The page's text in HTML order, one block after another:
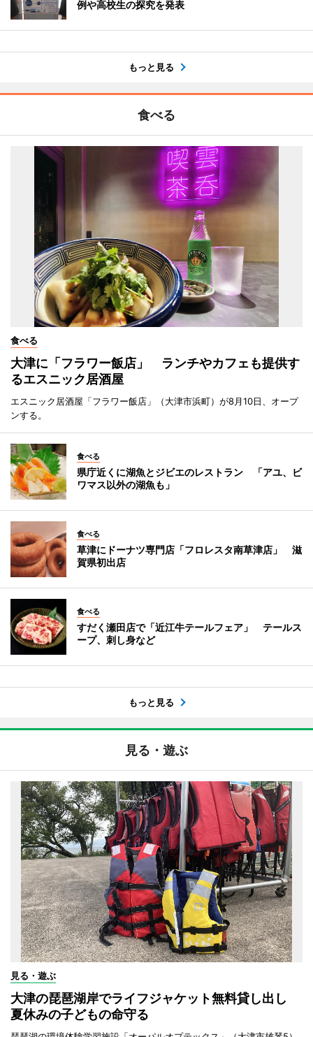
例や高校生の探究を発表
もっと見る
食べる
食べる
大津に「フラワー飯店」 ランチやカフェも提供す
るエスニック居酒屋
エスニック居酒屋「フラワー飯店」（大津市浜町）が8月10日、オープ
ンする。
食べる
県庁近くに湖魚とジビエのレストラン 「アユ、ビ
ワマス以外の湖魚も」
食べる
草津にドーナツ専門店「フロレスタ南草津店」 滋
賀県初出店
食べる
すだく瀬田店で「近江牛テールフェア」 テールス
ープ、刺し身など
もっと見る
見る・遊ぶ
見る・遊ぶ
大津の琵琶湖岸でライフジャケット無料貸し出し
夏休みの子どもの命守る